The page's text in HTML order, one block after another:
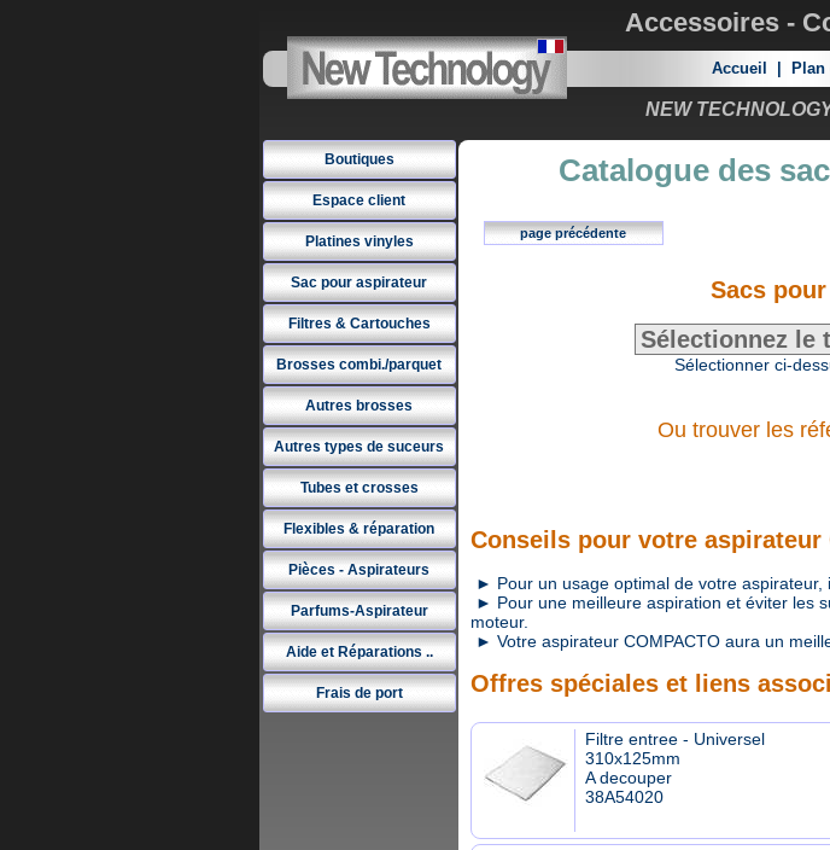
Accessoires -
Accueil
NEW
Boutiques
Espace client
Platines vinyles
Sac pour aspirateur
Filtres & Cartouches
Brosses combi./parquet
Autres brosses
Autres types de suceurs
Tubes et crosses
Flexibles & réparation
Pièces - Aspirateurs
Parfums-Aspirateur
Aide et Réparations ..
Frais de port
Catalogue des
page précédente
Sacs
Sélectionner ci-
Ou trouver les
Conseils pour votre aspirateur
► Pour un usage optimal de votre aspirateur,
► Pour une meilleure aspiration et éviter les
moteur.
► Votre aspirateur COMPACTO aura un
Offres spéciales et liens
Filtre entree - Universel
310x125mm
A decouper
38A54020